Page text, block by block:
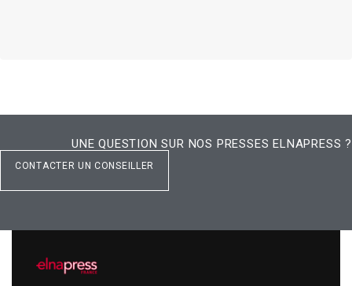
UNE QUESTION SUR NOS PRESSES ELNAPRESS ?
CONTACTER UN CONSEILLER